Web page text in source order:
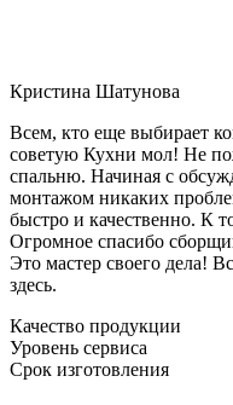
Кристина Шатунова
Всем, кто еще выбирает
советую Кухни мол! Не
спальню. Начиная с
монтажом никаких
быстро и качественно. К
Огромное спасибо
Это мастер своего дела!
здесь.
Качество продукции
Уровень сервиса
Срок изготовления